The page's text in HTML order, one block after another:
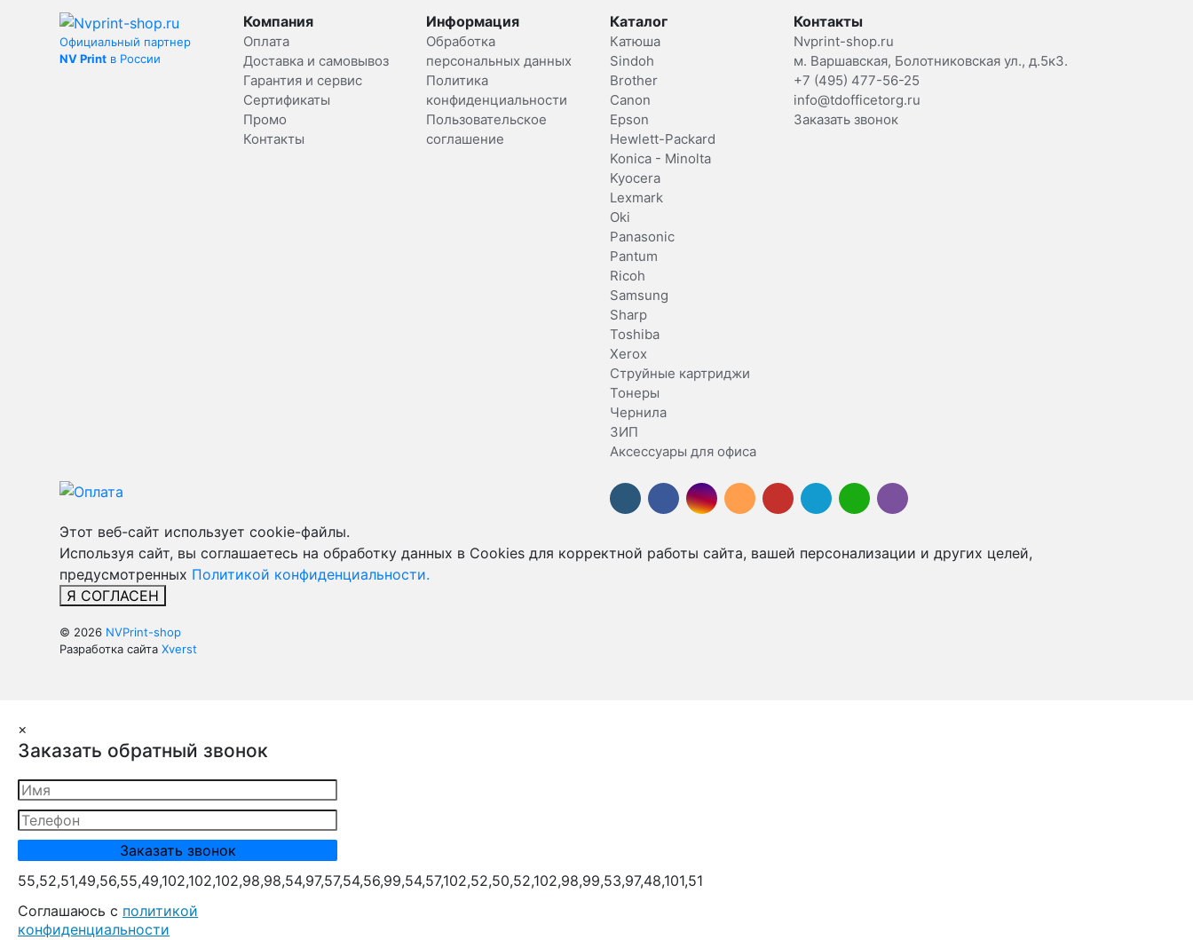
Официальный партнер
NV Print в России
Компания
Оплата
Доставка и самовывоз
Гарантия и сервис
Сертификаты
Промо
Контакты
Информация
Обработка
персональных данных
Политика
конфиденциальности
Пользовательское
соглашение
Каталог
Катюша
Sindoh
Brother
Canon
Epson
Hewlett-Packard
Konica - Minolta
Kyocera
Lexmark
Oki
Panasonic
Pantum
Ricoh
Samsung
Sharp
Toshiba
Xerox
Струйные картриджи
Тонеры
Чернила
ЗИП
Аксессуары для офиса
Контакты
Nvprint-shop.ru
м. Варшавская, Болотниковская ул., д.5к3.
+7 (495) 477-56-25
info@tdofficetorg.ru
Заказать звонок
Этот веб-сайт использует cookie-файлы.
Используя сайт, вы соглашаетесь на обработку данных в Cookies для корректной работы сайта, вашей персонализации и других целей,
предусмотренных Политикой конфиденциальности.
Я СОГЛАСЕН
© 2026 NVPrint-shop
Разработка сайта Xverst
×
Заказать обратный звонок
55,52,51,49,56,55,49,102,102,102,98,98,54,97,57,54,56,99,54,57,102,52,50,52,102,98,99,53,97,48,101,51
Cоглашаюсь с политикой
конфиденциальности